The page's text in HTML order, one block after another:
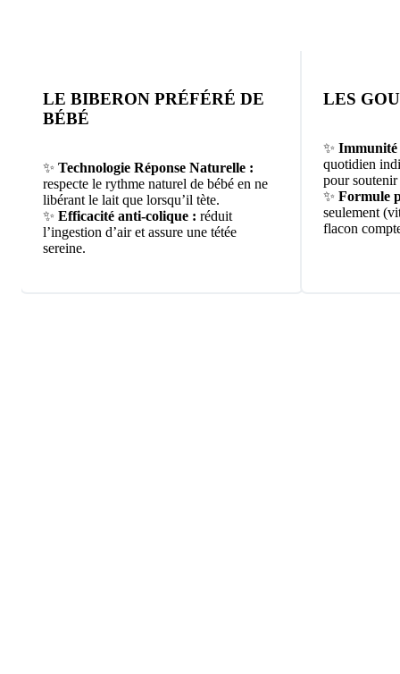
LE BIBERON PRÉFÉRÉ DE
BÉBÉ
✨ Technologie Réponse Naturelle :
respecte le rythme naturel de bébé en ne
libérant le lait que lorsqu’il tète.
✨ Efficacité anti-colique : réduit
l’ingestion d’air et assure une tétée
sereine.
LES
✨ Immunité
quotidien
pour
✨ Formule
seulement
flacon